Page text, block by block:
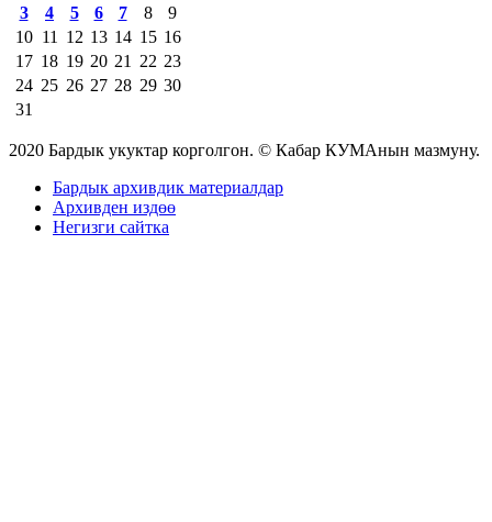
3
4 5 6 7 8
9
10 11 12 13 14 15 16
17 18 19 20 21 22 23
24 25 26 27 28 29 30
31
2020 Бардык укуктар корголгон. © Кабар КУМАнын мазмуну.
Бардык архивдик материалдар
Архивден издөө
Негизги сайтка